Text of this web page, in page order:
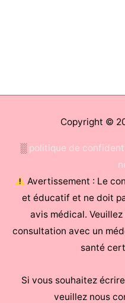
Copyright ©
░ politique de
Avertissement : Le
et éducatif et ne doit
avis médical.
consultation avec un
santé
Si vous souhaitez
veuillez nous